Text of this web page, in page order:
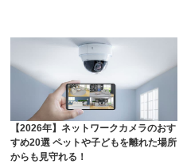
【2026年】ネットワークカメラのおす
すめ20選 ペットや子どもを離れた場所
からも見守れる！